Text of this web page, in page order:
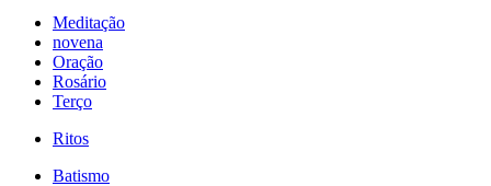
Meditação
novena
Oração
Rosário
Terço
Ritos
Batismo